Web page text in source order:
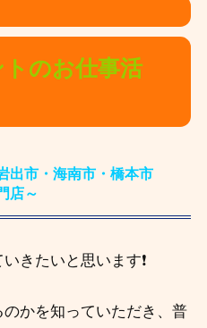
トのお仕事活
出市・海南市・橋本市
店～
きたいと思います❗
かを知っていただき、 普